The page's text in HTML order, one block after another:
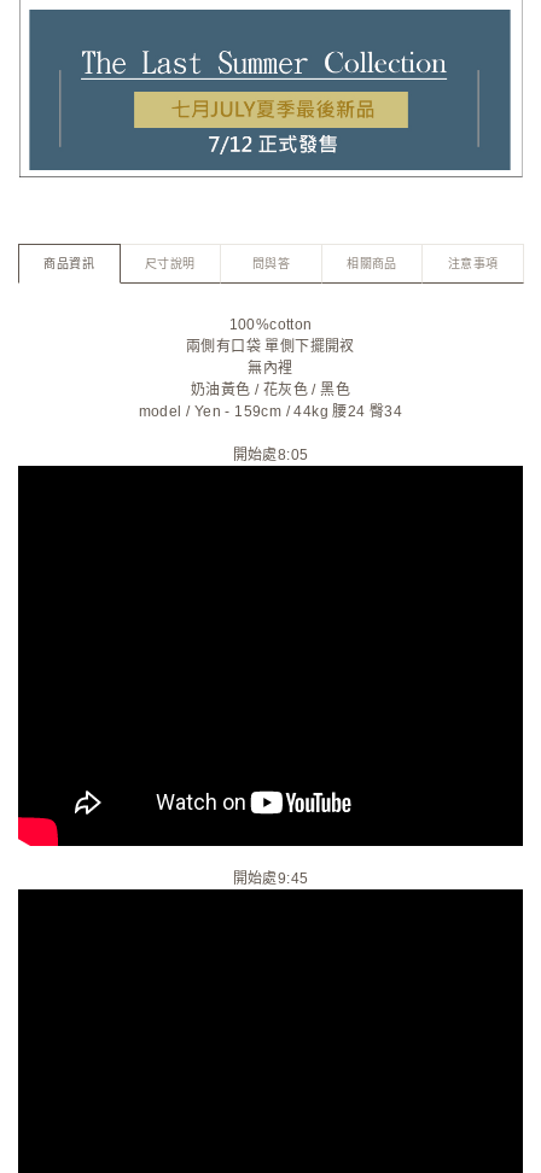
商品資訊 尺寸說明 問與答 相關商品 注意事項
100%cotton
兩側有口袋 單側下擺開衩
無內裡
奶油黃色 / 花灰色/黑色
model / Yen - 159cm / 44kg 腰24 臀34
開始處8:05
開始處9:45